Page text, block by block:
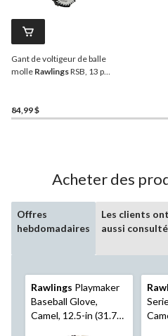
Gant de voltigeur de balle
molle RawlingsRSB, 13 po,
84,99 $
Acheter des
Offres
hebdomadaires
Les clients ont
aussi consulté
Rawlings Playmaker
Baseball Glove,
Camel, 12.5-in (31.75